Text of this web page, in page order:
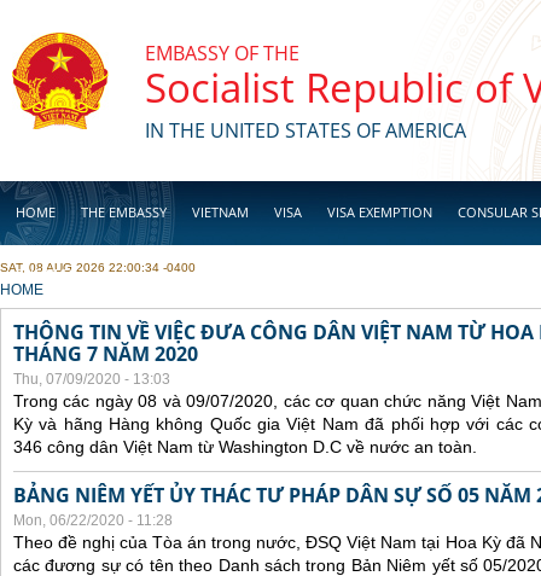
EMBASSY OF THE
Socialist Republic of
IN THE UNITED STATES OF AMERICA
HOME THE EMBASSY VIETNAM VISA VISA EXEMPTION CONSULAR
BUSINESS
SAT, 08 AUG 2026 22:00:34 -0400
YOU ARE HERE
HOME
THÔNG TIN VỀ VIỆC ĐƯA CÔNG DÂN VIỆT NAM TỪ HOA
THÁNG 7 NĂM 2020
Thu, 07/09/2020 - 13:03
Trong các ngày 08 và 09/07/2020, các cơ quan chức năng Việt
Kỳ và hãng Hàng không Quốc gia Việt Nam đã phối hợp với các
346 công dân Việt Nam từ Washington D.C về nước an toàn.
BẢNG NIÊM YẾT ỦY THÁC TƯ PHÁP DÂN SỰ SỐ 05 NĂM
Mon, 06/22/2020 - 11:28
Theo đề nghị của Tòa án trong nước, ĐSQ Việt Nam tại Hoa Kỳ đã
các đương sự có tên theo Danh sách trong Bản Niêm yết số 05/